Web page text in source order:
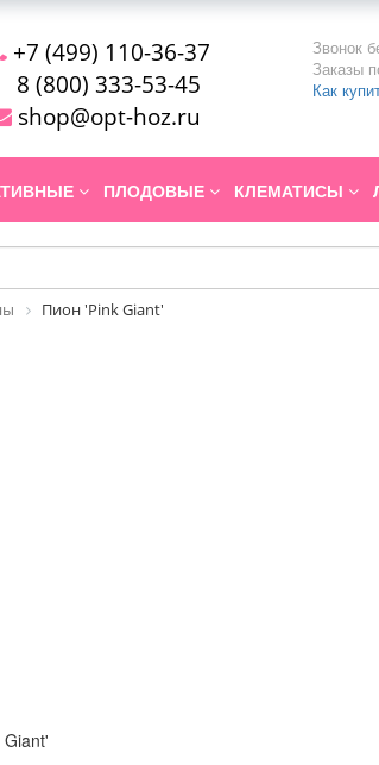
+7 (499) 110-36-37
8 (800) 333-53-45
shop@opt-hoz.ru
Звонок
Заказы
Как
ПЛОДОВЫЕ КЛЕМАТИСЫ
Пион 'Pink Giant'